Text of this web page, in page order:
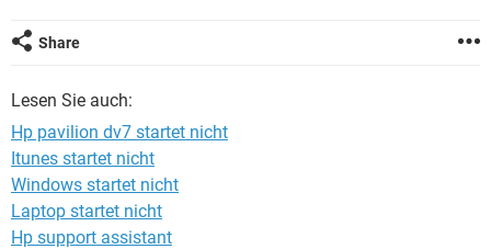
Share
Lesen Sie auch:
Hp pavilion dv7 startet nicht
Itunes startet nicht
Windows startet nicht
Laptop startet nicht
Hp support assistant